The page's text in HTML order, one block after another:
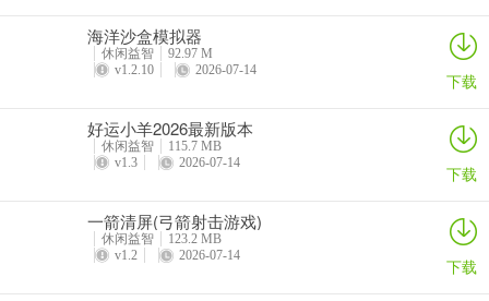
海洋沙盒模拟器
休闲益智
92.97 M
v1.2.10
2026-07-14 下载
好运小羊2026最新版本
休闲益智
115.7 MB
v1.3
2026-07-14 下载
一箭清屏(弓箭射击游戏)
休闲益智
123.2 MB
v1.2
2026-07-14 下载